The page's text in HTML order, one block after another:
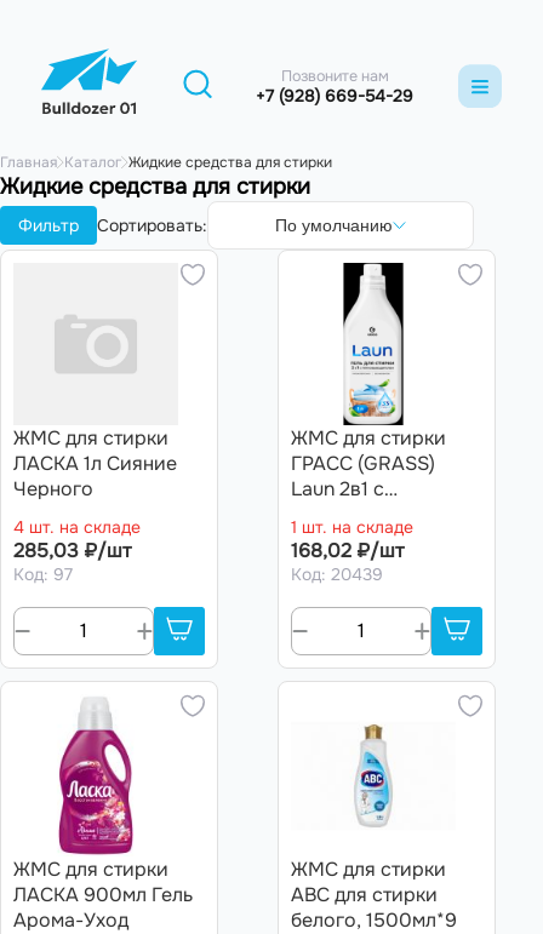
Позвоните нам
+7 (928) 669-54-29
Главная Каталог Жидкие средства для стирки
Жидкие средства для стирки
Фильтр Сортировать: По умолчанию
ЖМС для стирки
ЛАСКА 1л Сияние
Черного
4 шт. на складе
285,03 ₽/шт
Код: 97
ЖМС для стирки
ГРАСС (GRASS)
Laun 2в1 с
(флакон 1 л)
(Арт.126122)
1 шт. на складе
168,02 ₽/шт
Код: 20439
ЖМС для стирки
ЛАСКА 900мл Гель
Арома-Уход
ЖМС для стирки
ABC для стирки
белого, 1500мл*9